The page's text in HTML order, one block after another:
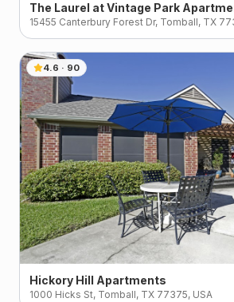
The Laurel at Vintage Park
15455 Canterbury Forest Dr, Tomball, TX
4.6 · 90
Hickory Hill Apartments
1000 Hicks St, Tomball, TX 77375, USA